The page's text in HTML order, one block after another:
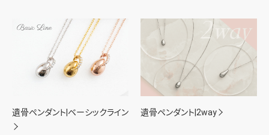
遺骨ペンダント|ベーシックライン 遺骨ペンダント|2way